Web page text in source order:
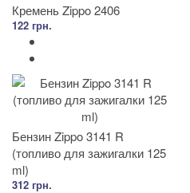
Кремень Zippo 2406
122 грн.
Бензин Zippo 3141 R
(топливо для зажигалки 125
ml)
312 грн.